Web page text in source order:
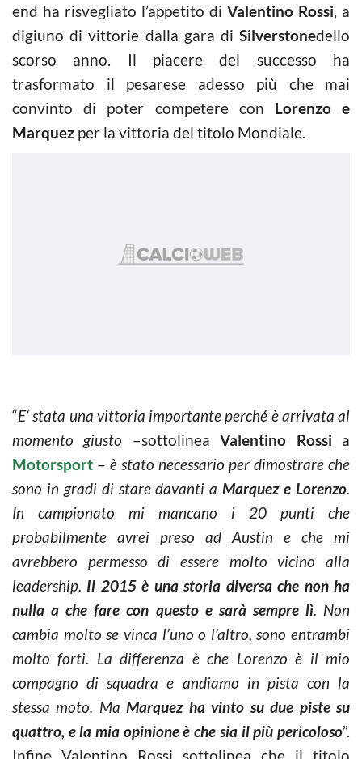
end ha risvegliato l’appetito di Valentino Rossi, a
digiuno di vittorie dalla gara di Silverstonedello
scorso anno. Il piacere del successo ha
trasformato il pesarese adesso più che mai
convinto di poter competere con Lorenzo e
Marquez per la vittoria del titolo Mondiale.
“E‘ stata una vittoria importante perché è arrivata al
momento giusto –sottolineaValentino Rossi a
Motorsport – è stato necessario per dimostrare che
sono in gradi di stare davanti aMarquez e Lorenzo.
In campionato mi mancano i 20 punti che
probabilmente avrei preso ad Austin e che mi
avrebbero permesso di essere molto vicino alla
leadership. Il 2015 è una storia diversa che non ha
nulla a che fare con questo e sarà sempre lì. Non
cambia molto se vinca l’uno o l’altro, sono entrambi
molto forti. La differenza è che Lorenzo è il mio
compagno di squadra e andiamo in pista con la
stessa moto. MaMarquez ha vinto su due piste su
quattro, e la mia opinione è che sia il più pericoloso”.
Infine Valentino Rossi sottolinea che il titolo